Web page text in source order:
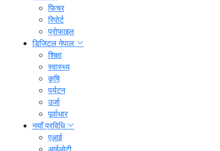
फिचर
रिपोर्ट
प्रोफाइल
डिजिटल नेपाल
शिक्षा
स्वास्थ्य
कृषि
पर्यटन
उर्जा
पूर्वाधार
नयाँ प्रविधि
एआई